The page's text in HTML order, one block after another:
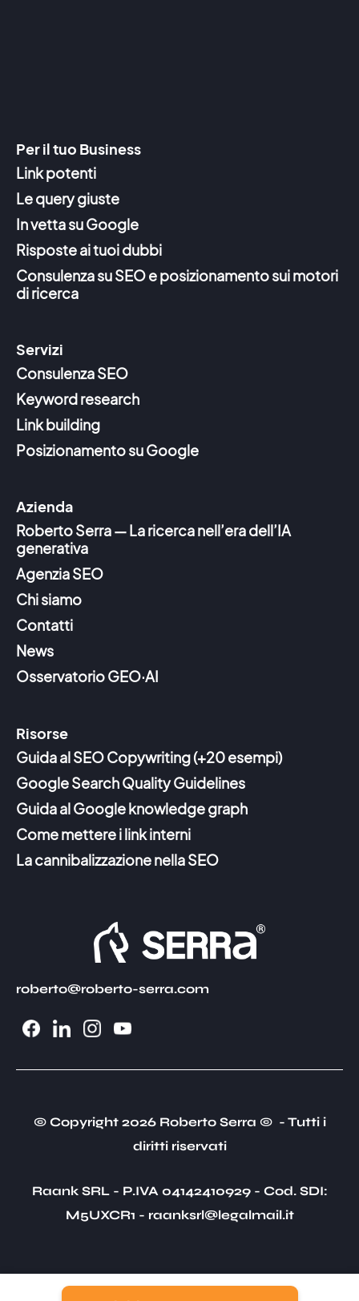
Per il tuo Business
Link potenti
Le query giuste
In vetta su Google
Risposte ai tuoi dubbi
Consulenza su SEO e posizionamento sui motori
di ricerca
Servizi
Consulenza SEO
Keyword research
Link building
Posizionamento su Google
Azienda
Roberto Serra — La ricerca nell’era dell’IA
generativa
Agenzia SEO
Chi siamo
Contatti
News
Osservatorio GEO·AI
Risorse
Guida al SEO Copywriting (+20 esempi)
Google Search Quality Guidelines
Guida al Google knowledge graph
Come mettere i link interni
La cannibalizzazione nella SEO
roberto@roberto-serra.com
© Copyright 2026 Roberto Serra © - Tutti i
diritti riservati
Raank SRL - P.IVA 04142410929 - Cod. SDI:
M5UXCR1 - raanksrl@legalmail.it